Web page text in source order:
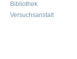
Bibliothek
Versuchsanstalt